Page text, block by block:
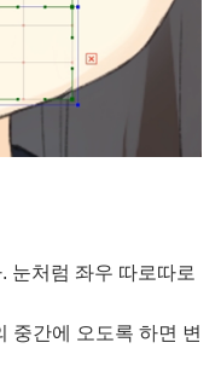
눈처럼 좌우 따로따로
중간에 오도록 하면 변